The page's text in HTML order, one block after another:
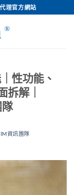
理官方網站
性功能、
解｜
資訊團隊